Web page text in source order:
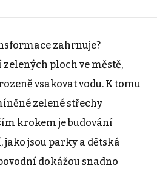
zahrnuje?
ploch ve městě,
vsakovat vodu. K tomu
zelené střechy
krokem je budování
jsou parky a dětská
dokážou snadno